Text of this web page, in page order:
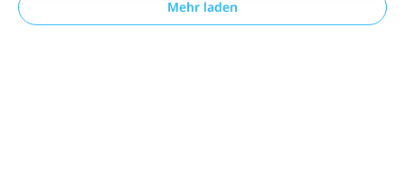
Mehr laden